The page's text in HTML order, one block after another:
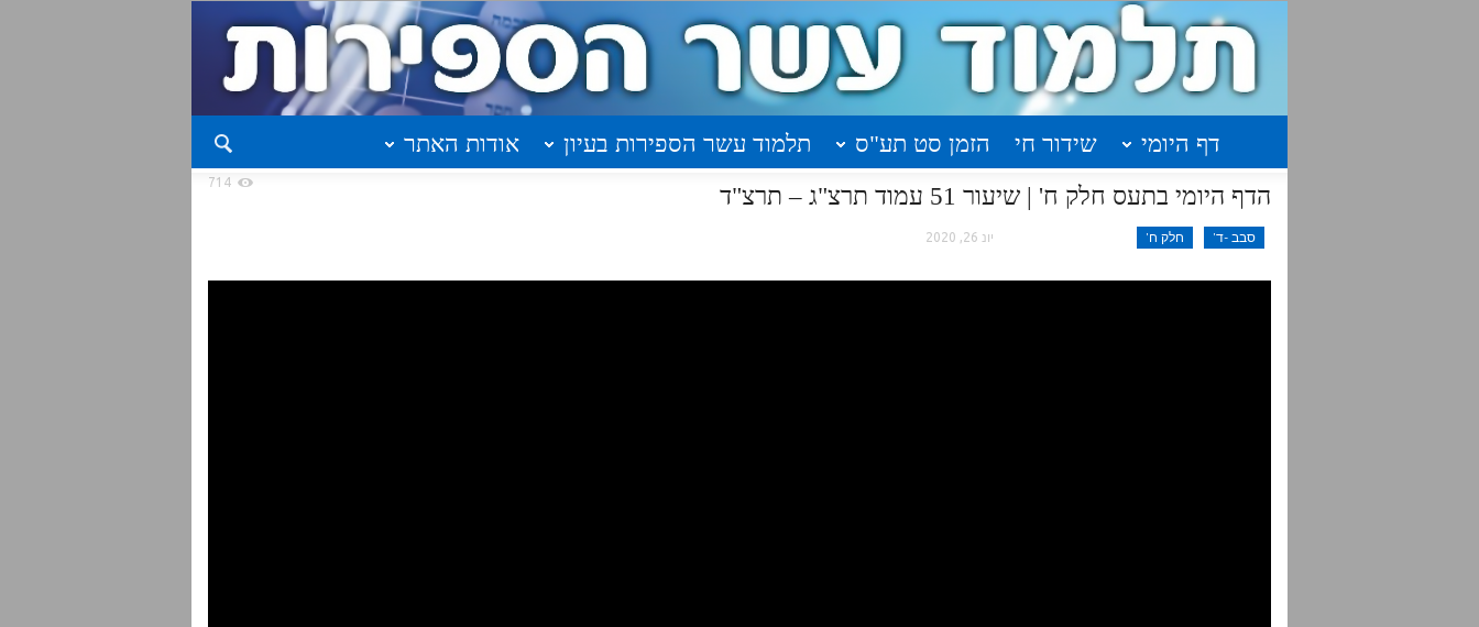
דף היומי שידור חי הזמן סט תע"ס תלמוד עשר הספירות בעיון
אודות האתר
הדף היומי בתעס חלק ח' | שיעור 51 עמוד תרצ"ג – תרצ"ד
סבב -ד' חלק ח' יונ 26, 2020
714